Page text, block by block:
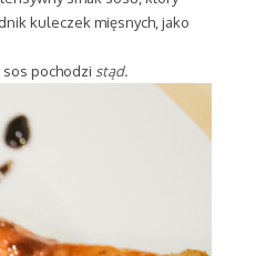
kuleczek mięsnych, jako
sos pochodzi stąd.